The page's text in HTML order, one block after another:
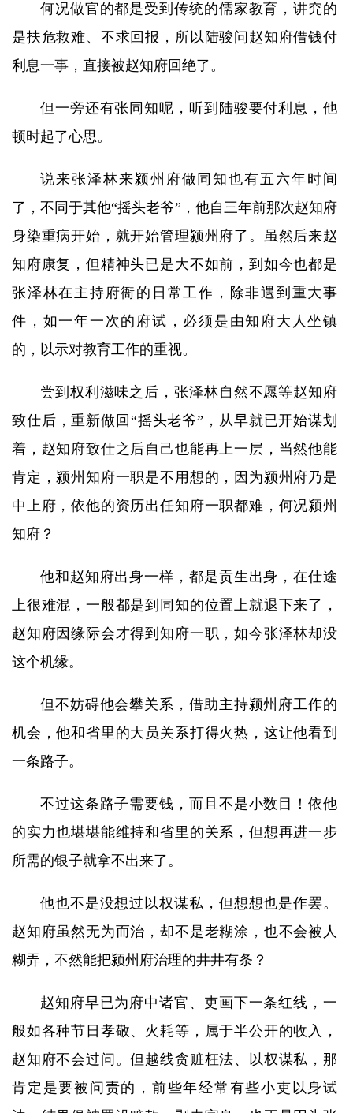
何况做官的都是受到传统的儒家教育，讲究的
是扶危救难、不求回报，所以陆骏问赵知府借钱付
利息一事，直接被赵知府回绝了。
但一旁还有张同知呢，听到陆骏要付利息，他
顿时起了心思。
说来张泽林来颍州府做同知也有五六年时间
了，不同于其他“摇头老爷”，他自三年前那次赵知府
身染重病开始，就开始管理颍州府了。虽然后来赵
知府康复，但精神头已是大不如前，到如今也都是
张泽林在主持府衙的日常工作，除非遇到重大事
件，如一年一次的府试，必须是由知府大人坐镇
的，以示对教育工作的重视。
尝到权利滋味之后，张泽林自然不愿等赵知府
致仕后，重新做回“摇头老爷”，从早就已开始谋划
着，赵知府致仕之后自己也能再上一层，当然他能
肯定，颍州知府一职是不用想的，因为颍州府乃是
中上府，依他的资历出任知府一职都难，何况颍州
知府？
他和赵知府出身一样，都是贡生出身，在仕途
上很难混，一般都是到同知的位置上就退下来了，
赵知府因缘际会才得到知府一职，如今张泽林却没
这个机缘。
但不妨碍他会攀关系，借助主持颍州府工作的
机会，他和省里的大员关系打得火热，这让他看到
一条路子。
不过这条路子需要钱，而且不是小数目！依他
的实力也堪堪能维持和省里的关系，但想再进一步
所需的银子就拿不出来了。
他也不是没想过以权谋私，但想想也是作罢。
赵知府虽然无为而治，却不是老糊涂，也不会被人
糊弄，不然能把颍州府治理的井井有条？
赵知府早已为府中诸官、吏画下一条红线，一
般如各种节日孝敬、火耗等，属于半公开的收入，
赵知府不会过问。但越线贪赃枉法、以权谋私，那
肯定是要被问责的，前些年经常有些小吏以身试